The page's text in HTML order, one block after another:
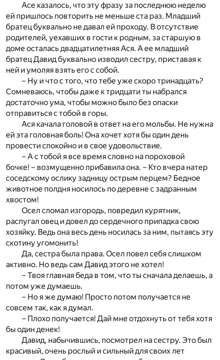
Асе казалось, что эту фразу за последнюю неделю
ей пришлось повторить не меньше ста раз. Младший
братец буквально не давал ей проходу. В отсутствие
родителей, уехавших в гости к родным, за старшую в
доме осталась двадцатилетняя Ася. А ее младший
братец Давид буквально изводил сестру, приставая к
ней и умоляя взять его с собой.
– Ну и что с того, что тебе уже скоро тринадцать?
Сомневаюсь, чтобы даже к тридцати ты набрался
достаточно ума, чтобы можно было без опаски
отправиться с тобой в горы.
Ася качала головой в ответ на его мольбы. Не нужна
ей эта головная боль! Она хочет хотя бы один день
провести спокойно и в свое удовольствие.
– А с тобой я все время словно на пороховой
бочке! – возмущенно прибавила она. – Кто вчера натер
соседскому ослику задницу острым перцем? Бедное
животное полдня носилось по деревне с задранным
хвостом!
Осел сломал изгородь, повредил курятник,
распугал овец и довел до сердечного припадка свою
хозяйку. Ведь она весь день носилась за ним, пытаясь эту
скотину угомонить!
Да, сестра была права. Осел повел себя слишком
активно. Но ведь сам Давид этого не хотел!
– Твоя главная беда в том, что ты сначала делаешь, а
потом уже думаешь.
– Но я же думаю! Просто потом получается не
совсем так, как я думал.
– Плохо получается! Дай мне отдохнуть от тебя хотя
бы один денек!
Давид, набычившись, посмотрел на сестру. Это был
красивый, очень рослый и сильный для своих лет